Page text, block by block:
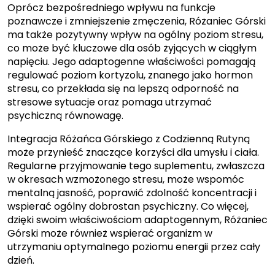
Oprócz bezpośredniego wpływu na funkcje
poznawcze i zmniejszenie zmęczenia, Różaniec Górski
ma także pozytywny wpływ na ogólny poziom stresu,
co może być kluczowe dla osób żyjących w ciągłym
napięciu. Jego adaptogenne właściwości pomagają
regulować poziom kortyzolu, znanego jako hormon
stresu, co przekłada się na lepszą odporność na
stresowe sytuacje oraz pomaga utrzymać
psychiczną równowagę.
Integracja Różańca Górskiego z Codzienną Rutyną
może przynieść znaczące korzyści dla umysłu i ciała.
Regularne przyjmowanie tego suplementu, zwłaszcza
w okresach wzmożonego stresu, może wspomóc
mentalną jasność, poprawić zdolność koncentracji i
wspierać ogólny dobrostan psychiczny. Co więcej,
dzięki swoim właściwościom adaptogennym, Różaniec
Górski może również wspierać organizm w
utrzymaniu optymalnego poziomu energii przez cały
dzień.